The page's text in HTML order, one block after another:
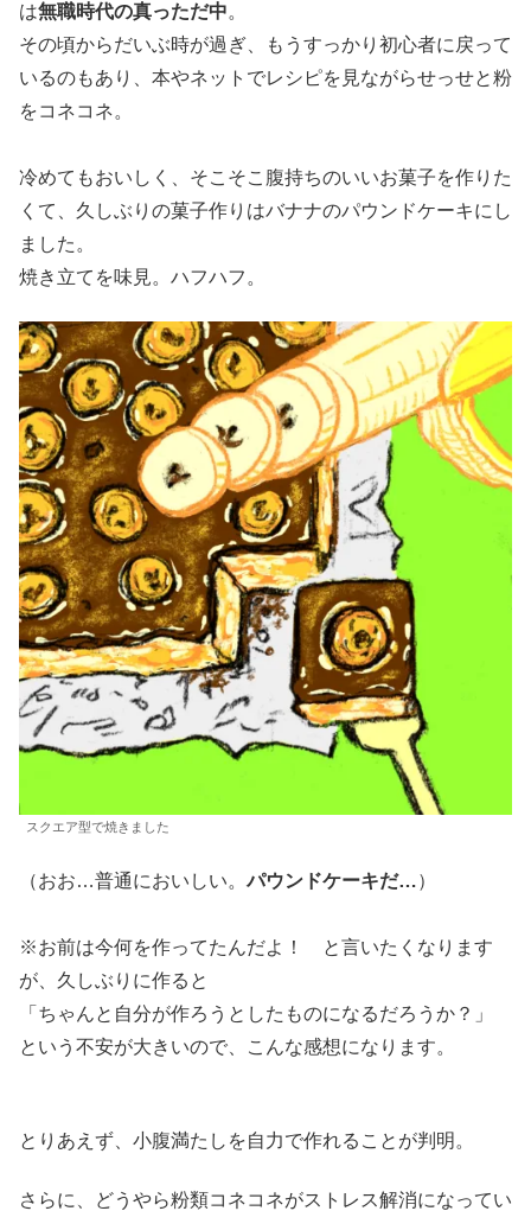
は無職時代の真っただ中。
その頃からだいぶ時が過ぎ、もうすっかり初心者に戻って
いるのもあり、本やネットでレシピを見ながらせっせと粉
をコネコネ。
冷めてもおいしく、そこそこ腹持ちのいいお菓子を作りた
くて、久しぶりの菓子作りはバナナのパウンドケーキにし
ました。
焼き立てを味見。ハフハフ。
スクエア型で焼きました
（おお…普通においしい。パウンドケーキだ…）
※お前は今何を作ってたんだよ！ と言いたくなります
が、久しぶりに作ると
「ちゃんと自分が作ろうとしたものになるだろうか？」
という不安が大きいので、こんな感想になります。
とりあえず、小腹満たしを自力で作れることが判明。
さらに、どうやら粉類コネコネがストレス解消になってい